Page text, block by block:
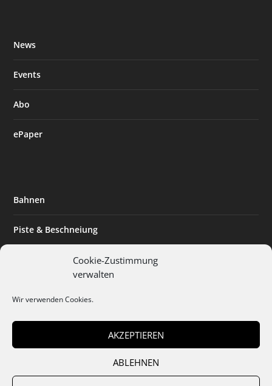
Cookie-Zustimmung
verwalten
Wir verwenden Cookies.
AKZEPTIEREN
ABLEHNEN
News
Events
Abo
ePaper
Bahnen
Piste & Beschneiung
Expertise & Technik